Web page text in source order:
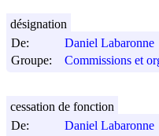
De:
Daniel Labaronne
Groupe:
Commissions et
désignation
De:
Daniel Labaronne
cessation de fonction